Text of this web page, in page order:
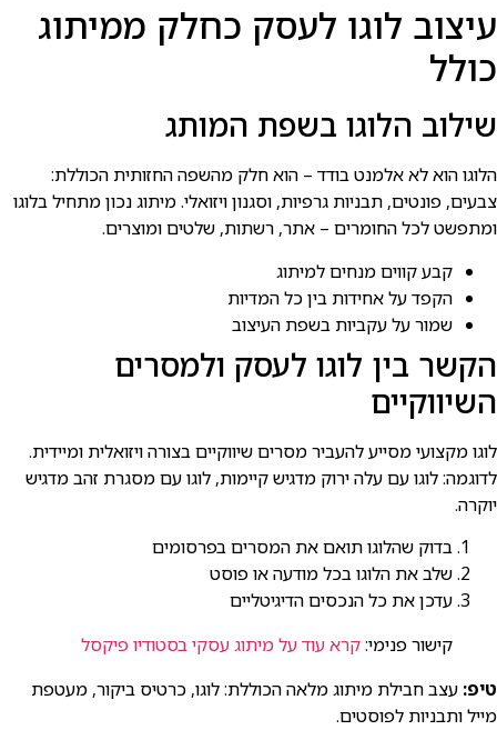
עיצוב לוגו לעסק כחלק ממיתוג
כולל
שילוב הלוגו בשפת המותג
הלוגו הוא לא אלמנט בודד – הוא חלק מהשפה החזותית הכוללת:
צבעים, פונטים, תבניות גרפיות, וסגנון ויזואלי. מיתוג נכון מתחיל בלוגו
ומתפשט לכל החומרים – אתר, רשתות, שלטים ומוצרים.
קבע קווים מנחים למיתוג
הקפד על אחידות בין כל המדיות
שמור על עקביות בשפת העיצוב
הקשר בין לוגו לעסק ולמסרים
השיווקיים
לוגו מקצועי מסייע להעביר מסרים שיווקיים בצורה ויזואלית ומיידית.
לדוגמה: לוגו עם עלה ירוק מדגיש קיימות, לוגו עם מסגרת זהב מדגיש
יוקרה.
בדוק שהלוגו תואם את המסרים בפרסומים
שלב את הלוגו בכל מודעה או פוסט
עדכן את כל הנכסים הדיגיטליים
קישור פנימי:קרא עוד על מיתוג עסקי בסטודיו פיקסל
טיפ: עצב חבילת מיתוג מלאה הכוללת: לוגו, כרטיס ביקור, מעטפת
מייל ותבניות לפוסטים.